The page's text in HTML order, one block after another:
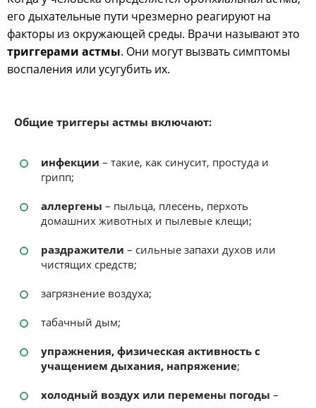
его дыхательные пути чрезмерно реагируют на
факторы из окружающей среды. Врачи называют это
триггерами астмы. Они могут вызвать симптомы
воспаления или усугубить их.
Общие триггеры астмы включают:
инфекции – такие, как синусит, простуда и
грипп;
аллергены – пыльца, плесень, перхоть
домашних животных и пылевые клещи;
раздражители – сильные запахи духов или
чистящих средств;
загрязнение воздуха;
табачный дым;
упражнения, физическая активность с
учащением дыхания, напряжение;
холодный воздух или перемены погоды –